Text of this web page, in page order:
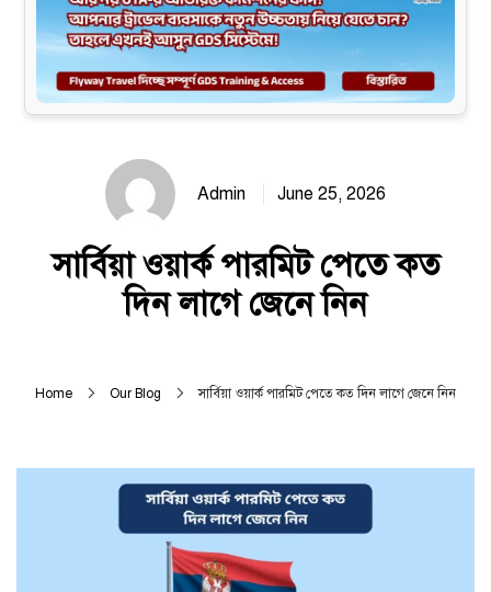
Admin June 25, 2026
সার্বিয়া ওয়ার্ক পারমিট পেতে কত
দিন লাগে জেনে নিন
Home Our Blog সার্বিয়া ওয়ার্ক পারমিট পেতে কত দিন লাগে জেনে নিন